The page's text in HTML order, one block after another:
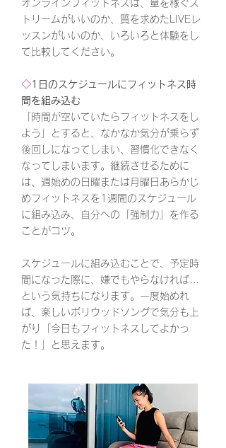
オンラインフィットネスは、量を稼ぐス
トリームがいいのか、質を求めたLIVEレ
ッスンがいいのか、いろいろと体験をし
て比較してください。
◇1日のスケジュールにフィットネス時
間を組み込む
「時間が空いていたらフィットネスをし
よう」とすると、なかなか気分が乗らず
後回しになってしまい、習慣化できなく
なってしまいます。継続させるために
は、週始めの日曜または月曜日あらかじ
めフィットネスを1週間のスケジュール
に組み込み、自分への「強制力」を作る
ことがコツ。
スケジュールに組み込むことで、予定時
間になった際に、嫌でもやらなければ…
という気持ちになります。一度始めれ
ば、楽しいボリウッドソングで気分も上
がり「今日もフィットネスしてよかっ
た！」と思えます。